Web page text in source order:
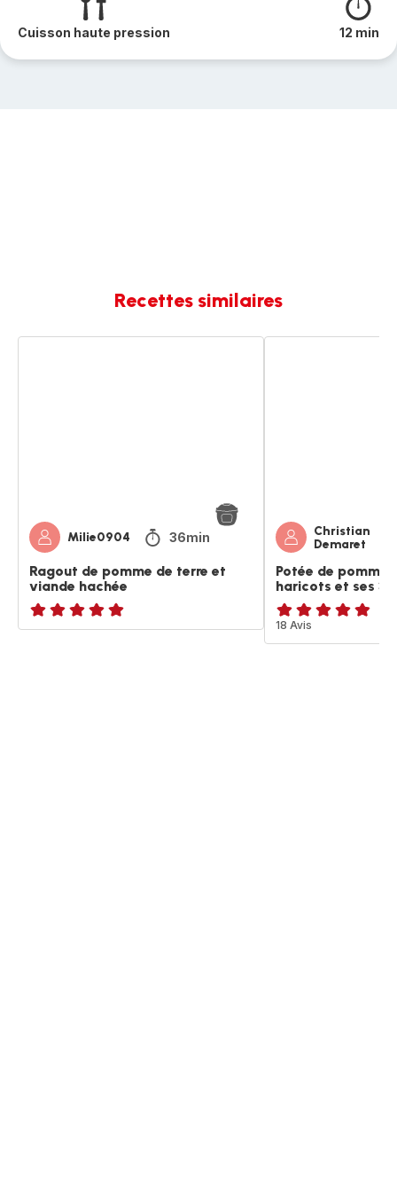
Cuisson haute pression 12 min
Recettes similaires
Milie0904 36min
Ragout de pomme de terre et
viande hachée
ratings.NaN
Christian
Demaret
Potée de
haricots et ses 3
ratings.4.8
18 Avis